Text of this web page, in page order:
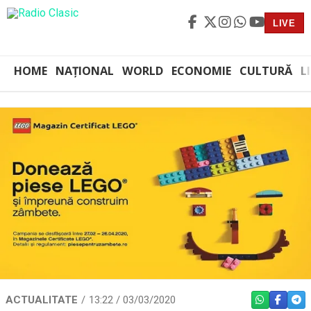
LIVE
HOME NAȚIONAL WORLD ECONOMIE CULTURĂ
ACTUALITATE 13:22 / 03/03/2020 WHATSAPP